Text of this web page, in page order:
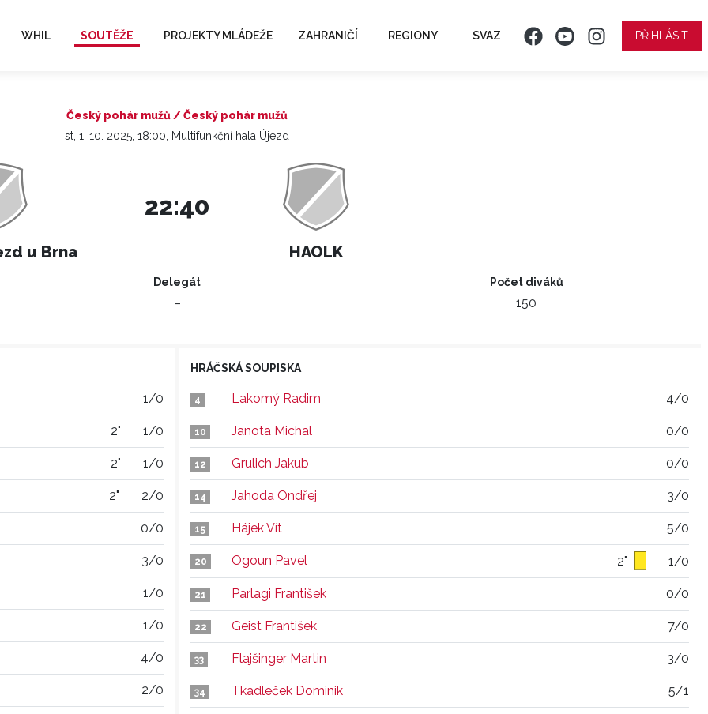
WHIL SOUTĚŽE PROJEKTY MLÁDEŽE ZAHRANIČÍ REGIONY SVAZ PŘIHLÁSIT
Český pohár mužů / Český pohár mužů
st, 1. 10. 2025, 18:00, Multifunkční hala Újezd
u Brna
22:40
HAOLK
Delegát
–
Počet diváků
150
1/0
2" 1/0
2" 1/0
2" 2/0
0/0
3/0
1/0
1/0
4/0
2/0
HRÁČSKÁ SOUPISKA
4 Lakomý Radim 4/0
10 Janota Michal 0/0
12 Grulich Jakub 0/0
14 Jahoda Ondřej 3/0
15 Hájek Vít 5/0
20 Ogoun Pavel 2" 1/0
21 Parlagi František 0/0
22 Geist František 7/0
33 Flajšinger Martin 3/0
34 Tkadleček Dominik 5/1